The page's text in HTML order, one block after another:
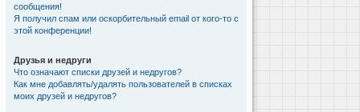
сообщения!
Я получил спам или оскорбительный email от кого-то с
этой конференции!
Друзья и недруги
Что означают списки друзей и недругов?
Как мне добавлять/удалять пользователей в списках
моих друзей и недругов?